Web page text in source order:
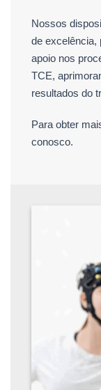
Nossos
de excelência,
apoio nos
TCE,
resultados do
Para obter
conosco.